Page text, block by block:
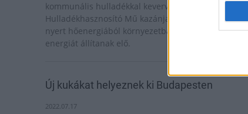
kommunális hulladékkal keverve a Fővárosi
Hulladékhasznosító Mű kazánjaiba kerülnek. Az így
nyert hőenergiából környezetbarát távhőt és
energiát állítanak elő.
Új kukákat helyeznek ki Budapesten
2022.07.17